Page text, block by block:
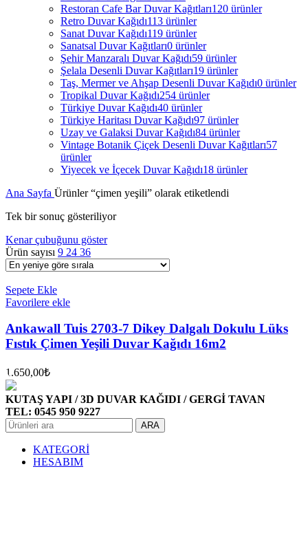
Restoran Cafe Bar Duvar Kağıtları120 ürünler
Retro Duvar Kağıdı113 ürünler
Sanat Duvar Kağıdı119 ürünler
Sanatsal Duvar Kağıtları0 ürünler
Şehir Manzaralı Duvar Kağıdı59 ürünler
Şelala Desenli Duvar Kağıtları19 ürünler
Taş, Mermer ve Ahşap Desenli Duvar Kağıdı0 ürünler
Tropikal Duvar Kağıdı254 ürünler
Türkiye Duvar Kağıdı40 ürünler
Türkiye Haritası Duvar Kağıdı97 ürünler
Uzay ve Galaksi Duvar Kağıdı84 ürünler
Vintage Botanik Çiçek Desenli Duvar Kağıtları57
ürünler
Yiyecek ve İçecek Duvar Kağıdı18 ürünler
Ana Sayfa Ürünler “çimen yeşili” olarak etiketlendi
Tek bir sonuç gösteriliyor
Kenar çubuğunu göster
Ürün sayısı 9 24 36
Sepete Ekle
Favorilere ekle
Ankawall Tuis 2703-7 Dikey Dalgalı Dokulu Lüks
Fıstık Çimen Yeşili Duvar Kağıdı 16m2
1.650,00₺
KUTAŞ YAPI / 3D DUVAR KAĞIDI / GERGİ TAVAN
TEL: 0545 950 9227
ARA
KATEGORİ
HESABIM